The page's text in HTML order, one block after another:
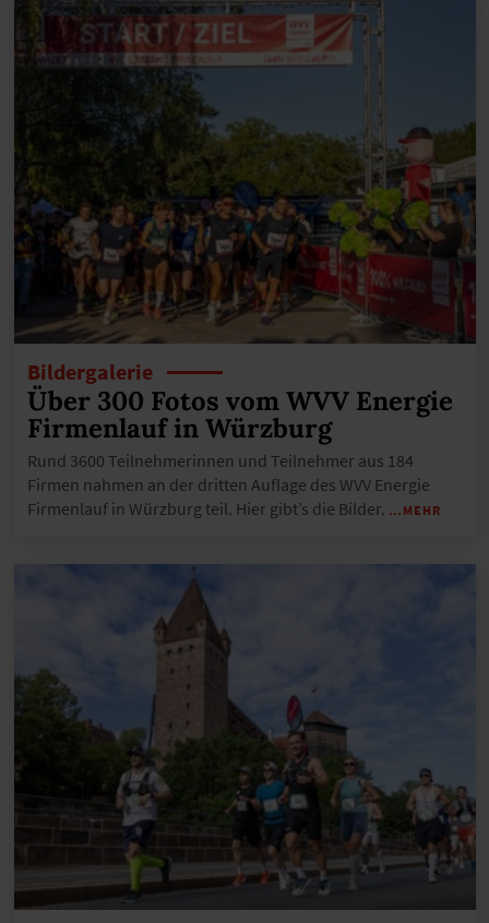
Bildergalerie
Über 300 Fotos vom WVV Energie
Firmenlauf in Würzburg
Rund 3600 Teilnehmerinnen und Teilnehmer aus 184
Firmen nahmen an der dritten Auflage des WVV Energie
Firmenlauf in Würzburg teil. Hier gibt’s die Bilder. …MEHR